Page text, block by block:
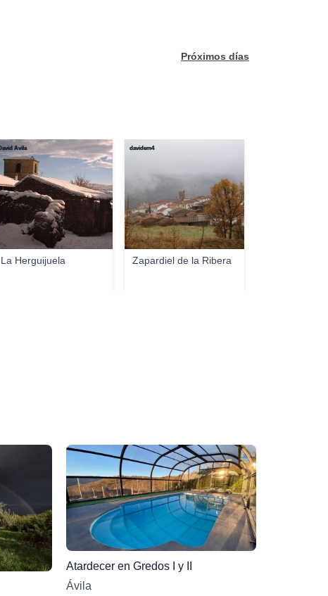
Próximos días
La Herguijuela
David Avila
Zapardiel de la Ribera
davidem4
Atardecer en Gredos I y II
Ávila